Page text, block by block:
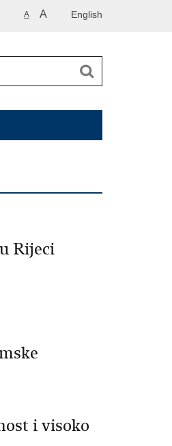
English
A A
Rijeci
i visoko